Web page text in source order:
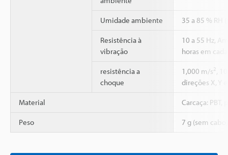
Umidade ambiente 35 a 85 % RH
Resistência à
vibração
10 a 55 Hz,
horas em
resistência a
choque
1,000 m/s2
direções X, Y
Material Carcaça:
Peso 7 g (sem